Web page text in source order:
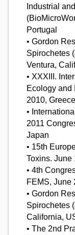
Industrial
Portugal
• Gordon
Spirochetes
Ventura,
• XXXIII.
Ecology and
2010, Greece
•
2011
Japan
• 15th
Toxins. June
• 4th
FEMS, June
• Gordon
Spirochetes
California,
• The 2nd